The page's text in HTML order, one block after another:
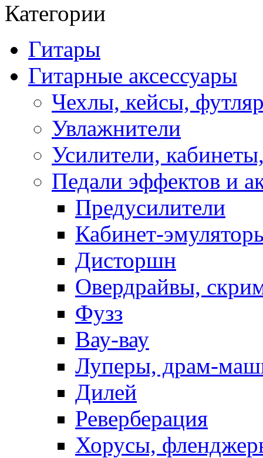
Категории
Гитары
Гитарные аксессуары
Чехлы, кейсы,
Увлажнители
Усилители,
Педали эффектов и
Предусилители
Кабинет-
Дисторшн
Овердрайвы,
Фузз
Вау-вау
Луперы, драм-
Дилей
Реверберация
Хорусы,